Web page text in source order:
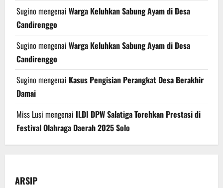
Sugino mengenai Warga Keluhkan Sabung Ayam di Desa
Candirenggo
Sugino mengenai Warga Keluhkan Sabung Ayam di Desa
Candirenggo
Sugino mengenai Kasus Pengisian Perangkat Desa Berakhir
Damai
Miss Lusi mengenai ILDI DPW Salatiga Torehkan Prestasi di
Festival Olahraga Daerah 2025 Solo
ARSIP